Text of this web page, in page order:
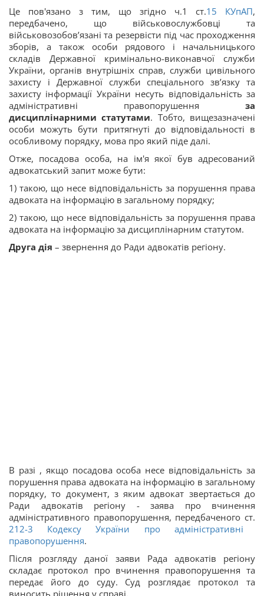
Це пов'язано з тим, що згідно ч.1 ст.15 КУпАП,
передбачено, що військовослужбовці та
військовозобов’язані та резервісти під час проходження
зборів, а також особи рядового і начальницького
складів Державної кримінально-виконавчої служби
України, органів внутрішніх справ, служби цивільного
захисту і Державної служби спеціального зв’язку та
захисту інформації України несуть відповідальність за
адміністративні правопорушення за
дисциплінарними статутами. Тобто, вищезазначені
особи можуть бути притягнуті до відповідальності в
особливому порядку, мова про який піде далі.
Отже, посадова особа, на ім'я якої був адресований
адвокатський запит може бути:
1) такою, що несе відповідальність за порушення права
адвоката на інформацію в загальному порядку;
2) такою, що несе відповідальність за порушення права
адвоката на інформацію за дисциплінарним статутом.
Друга дія – звернення до Ради адвокатів регіону.
В разі , якщо посадова особа несе відповідальність за
порушення права адвоката на інформацію в загальному
порядку, то документ, з яким адвокат звертається до
Ради адвокатів регіону - заява про вчинення
адміністративного правопорушення, передбаченого ст.
212-3 Кодексу України про адміністративні
правопорушення.
Після розгляду даної заяви Рада адвокатів регіону
складає протокол про вчинення правопорушення та
передає його до суду. Суд розглядає протокол та
виносить рішення у справі.